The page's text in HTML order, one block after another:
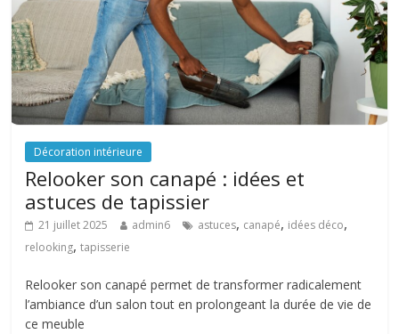
Décoration intérieure
Relooker son canapé : idées et
astuces de tapissier
21 juillet 2025 admin6 astuces, canapé, idées déco,
relooking,tapisserie
Relooker son canapé permet de transformer radicalement
l’ambiance d’un salon tout en prolongeant la durée de vie de
ce meuble